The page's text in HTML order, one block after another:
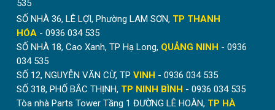
Mẫu vách tổ ong kết hợp cửa lưới chống muỗi tối ưu,
ngăn điều hòa hiệu quả.
Rèm có thể ngăn nhiệt, ngăn mùi rất hiệu quả. Tuy
nhiên, rèm tổ ong không có công dụng cách âm. Đây là
điểm hạn chế chung của các loại vách ngăn di động.
535
SỐ NHÀ 36, LÊ LỢI, Phường LAM SƠN, TP THANH
HÓA - 0936 034 535
SỐ NHÀ 18, Cao Xanh, TP Hạ Long, QUẢNG NINH - 0936
034 535
SỐ 12, NGUYỄN VĂN CỪ, TP VINH - 0936 034 535
SỐ 318, PHỐ BẮC THỊNH, TP NINH BÌNH - 0936 034 535
Tòa nhà Parts Tower Tầng 1 ĐƯỜNG LÊ HOÀN, TP HÀ